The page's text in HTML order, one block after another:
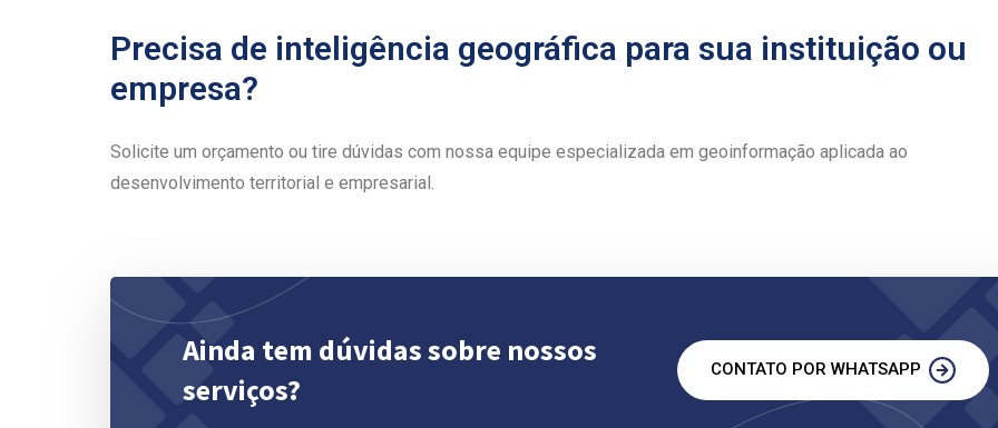
Precisa de inteligência geográfica para sua instituição ou
empresa?
Solicite um orçamento ou tire dúvidas com nossa equipe especializada em geoinformação aplicada ao
desenvolvimento territorial e empresarial.
Ainda tem dúvidas sobre nossos
serviços?
CONTATO POR WHATSAPP